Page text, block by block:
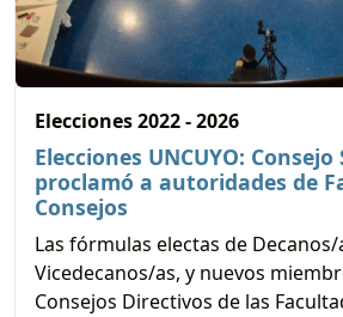
Elecciones 2022 - 2026
Elecciones UNCUYO:
proclamó a autoridades de
Consejos
Las fórmulas electas de Decanos/
Vicedecanos/as, y nuevos
Consejos Directivos de las